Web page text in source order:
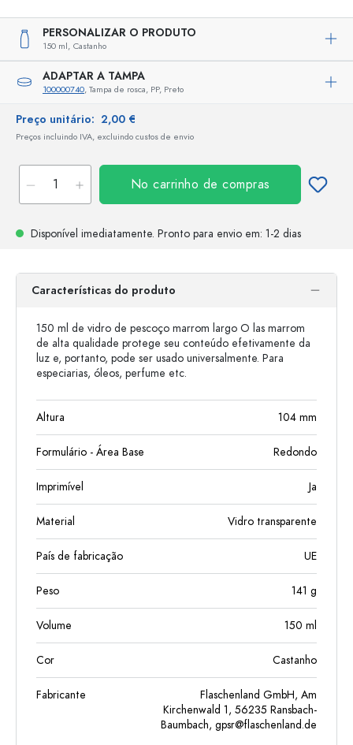
PERSONALIZAR O PRODUTO
150 ml, Castanho
ADAPTAR A TAMPA
100000740, Tampa de rosca, PP, Preto
Preço unitário: 2,00 €
Preços incluindo IVA, excluindo custos de envio
No carrinho de compras
Disponível imediatamente. Pronto para envio em: 1-2 dias
Características do produto
150 ml de vidro de pescoço marrom largo O las marrom
de alta qualidade protege seu conteúdo efetivamente da
luz e, portanto, pode ser usado universalmente. Para
especiarias, óleos, perfume etc.
Altura 104 mm
Formulário - Área Base Redondo
Imprimível Ja
Material Vidro transparente
País de fabricação UE
Peso 141 g
Volume 150 ml
Cor Castanho
Fabricante
Flaschenland GmbH, Am
Kirchenwald 1, 56235 Ransbach-
Baumbach, gpsr@flaschenland.de